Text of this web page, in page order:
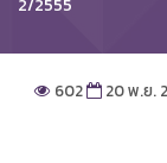
602 20 พ.ย.